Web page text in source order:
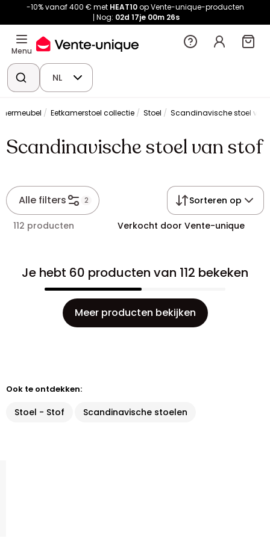
-10% vanaf 400 € met HEAT10op Vente-unique-producten
Nog: 02d 17je 00m 25s
Menu
NL
Eetkamerstoel collectie Stoel Scandinavische stoel van
Scandinavische stoel van stof
Alle filters 2 Sorteren op
112 producten Verkocht door Vente-unique
Je hebt 60 producten van 112 bekeken
Meer producten bekijken
Ook te ontdekken:
Stoel - Stof Scandinavische stoelen